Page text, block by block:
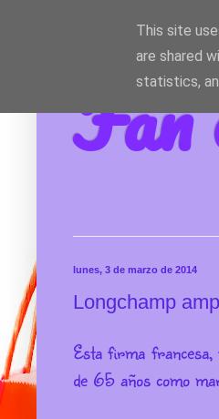
lunes, 3 de marzo de 2014
Longchamp
Esta firma francesa,
de 65 años como
This site
are shared
statistics,